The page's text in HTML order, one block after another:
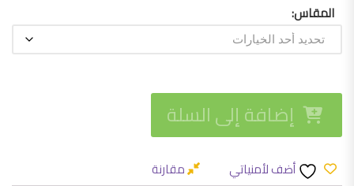
المقاس
إضافة إلى السلة
أضف لأمنياتي
مقارنة